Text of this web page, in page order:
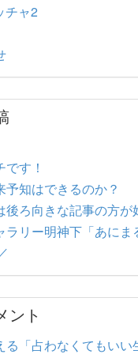
チャ2
す！
予知はできるのか？
後ろ向きな記事の方が
リー明神下「あにま
ント
る「占わなくてもいい